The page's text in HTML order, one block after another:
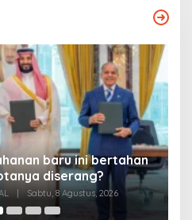
baru ini bertahan
diserang?
| Sabtu, 8 Agustus, 2026